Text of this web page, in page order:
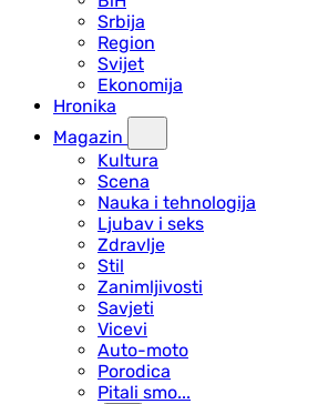
Srbija
Region
Svijet
Ekonomija
Hronika
Magazin
Kultura
Scena
Nauka i tehnologija
Ljubav i seks
Zdravlje
Stil
Zanimljivosti
Savjeti
Vicevi
Auto-moto
Porodica
Pitali smo...